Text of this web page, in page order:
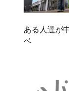
ある人達が
ベ